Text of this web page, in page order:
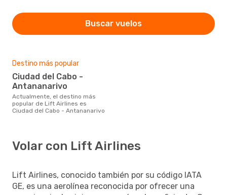
Buscar vuelos
Destino más popular
Ciudad del Cabo -
Antananarivo
Actualmente, el destino más
popular de Lift Airlines es
Ciudad del Cabo - Antananarivo
Volar con Lift Airlines
Lift Airlines, conocido también por su código IATA
GE, es una aerolínea reconocida por ofrecer una